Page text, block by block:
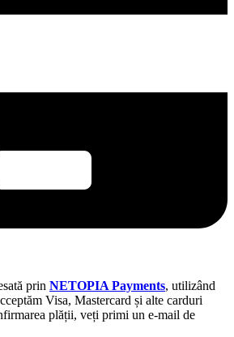
prin NETOPIA Payments, utilizând
Visa, Mastercard și alte carduri
plății, veți primi un e-mail de